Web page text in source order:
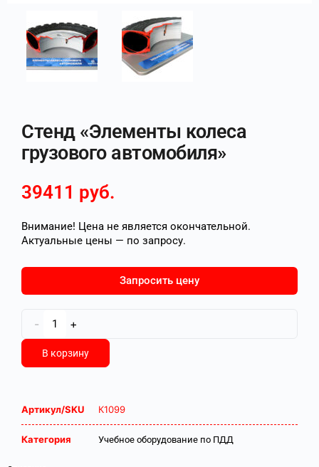
Стенд «Элементы колеса
грузового автомобиля»
39411 руб.
Внимание! Цена не является окончательной.
Актуальные цены — по запросу.
Запросить цену
- +
В корзину
Артикул/SKU К1099
Категория Учебное оборудование по ПДД